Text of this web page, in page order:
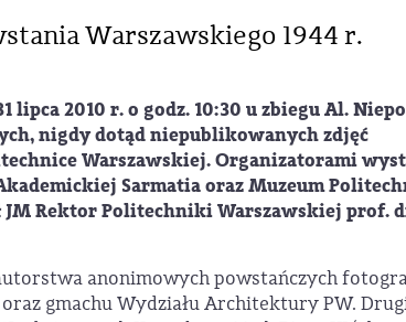
Warszawskiego 1944 r.
2010 r. o godz. 10:30 u zbiegu Al.
nigdy dotąd niepublikowanych zdjęć
Warszawskiej. Organizatorami
Sarmatia oraz Muzeum
Rektor Politechniki Warszawskiej prof.
anonimowych powstańczych
gmachu Wydziału Architektury PW.